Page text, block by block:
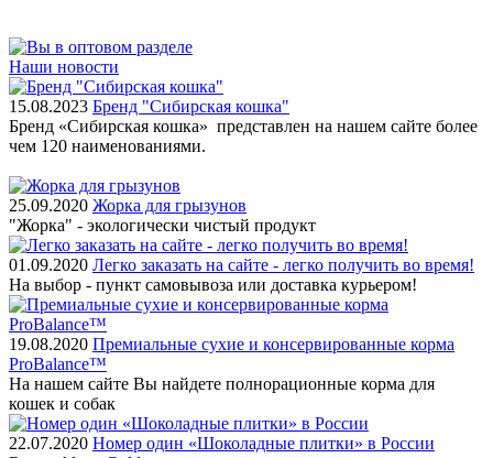
Наши новости
15.08.2023 Бренд "Сибирская кошка"
Бренд «Сибирская кошка» представлен на нашем сайте более
чем 120 наименованиями.
25.09.2020 Жорка для грызунов
"Жорка" - экологически чистый продукт
01.09.2020 Легко заказать на сайте - легко получить во время!
На выбор - пункт самовывоза или доставка курьером!
19.08.2020 Премиальные сухие и консервированные корма
ProBalance™
На нашем сайте Вы найдете полнорационные корма для
кошек и собак
22.07.2020 Номер один «Шоколадные плитки» в России